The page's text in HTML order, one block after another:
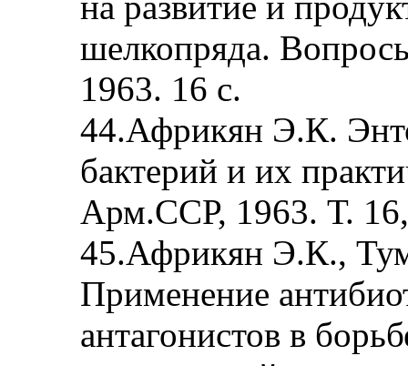
шелкопряда.
1963. 16 с.
44.Африкян Э.К.
бактерий и их
Арм.ССР, 1963. Т.
45.Африкян Э.К.,
Применение
антагонистов в